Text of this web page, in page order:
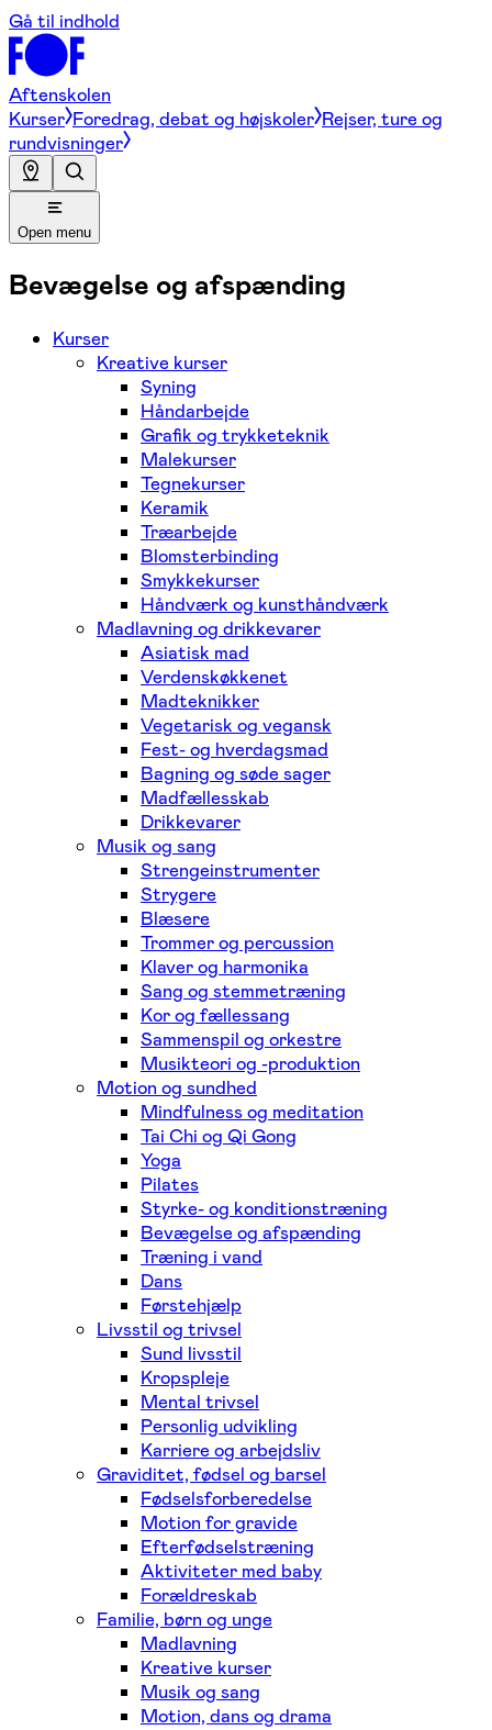
Gå til indhold
Aftenskolen
Kurser Foredrag, debat og højskoler Rejser, ture og
rundvisninger
Open menu
Bevægelse og afspænding
Kurser
Kreative kurser
Syning
Håndarbejde
Grafik og trykketeknik
Malekurser
Tegnekurser
Keramik
Træarbejde
Blomsterbinding
Smykkekurser
Håndværk og kunsthåndværk
Madlavning og drikkevarer
Asiatisk mad
Verdenskøkkenet
Madteknikker
Vegetarisk og vegansk
Fest- og hverdagsmad
Bagning og søde sager
Madfællesskab
Drikkevarer
Musik og sang
Strengeinstrumenter
Strygere
Blæsere
Trommer og percussion
Klaver og harmonika
Sang og stemmetræning
Kor og fællessang
Sammenspil og orkestre
Musikteori og -produktion
Motion og sundhed
Mindfulness og meditation
Tai Chi og Qi Gong
Yoga
Pilates
Styrke- og konditionstræning
Bevægelse og afspænding
Træning i vand
Dans
Førstehjælp
Livsstil og trivsel
Sund livsstil
Kropspleje
Mental trivsel
Personlig udvikling
Karriere og arbejdsliv
Graviditet, fødsel og barsel
Fødselsforberedelse
Motion for gravide
Efterfødselstræning
Aktiviteter med baby
Forældreskab
Familie, børn og unge
Madlavning
Kreative kurser
Musik og sang
Motion, dans og drama